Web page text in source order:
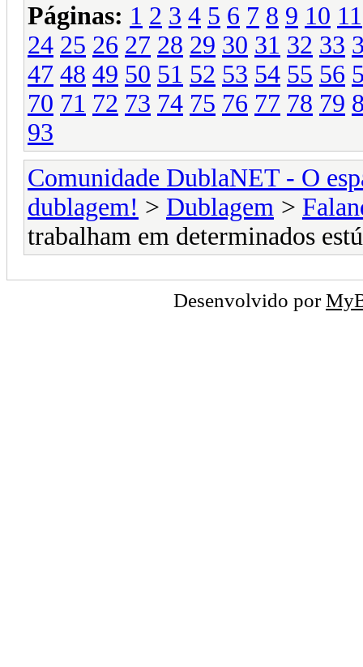
Páginas: 1 2 3 4 5 6 7 8 9 10 11
24 25 26 27 28 29 30 31 32 33
47 48 49 50 51 52 53 54 55 56
70 71 72 73 74 75 76 77 78 79
93
Comunidade DublaNET - O
dublagem! > Dublagem >
trabalham em determinados
Desenvolvido por